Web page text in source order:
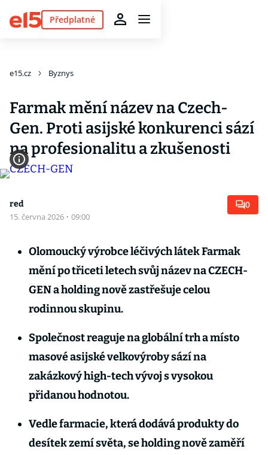
Předplatné
e15.cz Byznys
Farmak mění název na Czech-
Gen. Proti asijské konkurenci sází
na profesionalitu a zkušenosti
red
15. června 2026 · 09:00
0
Olomoucký výrobce léčivých látek Farmak
mění po třiceti letech svůj název na CZECH-
GEN a holding nově zastřešuje celou
rodinnou skupinu.
Společnost reaguje na globální trh a místo
masové asijské velkovýroby sází na
zakázkový high-tech vývoj s vysokou
přidanou hodnotou.
Vedle farmacie, která dodává produkty do
desítek zemí světa, se holding nově zaměří